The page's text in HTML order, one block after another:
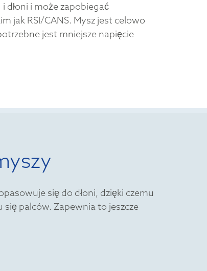
dłoni i może zapobiegać
jak RSI/CANS. Mysz jest celowo
jest mniejsze napięcie
się do dłoni, dzięki czemu
się palców. Zapewnia to jeszcze